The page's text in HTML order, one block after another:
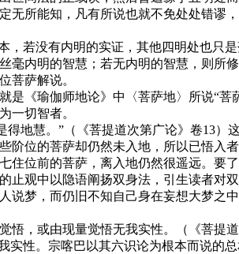
所能知，凡有所说也就不免处处错谬
若没有内明的实证，其他四明处也只
内明的智慧；若无内明的智慧，则所
菩萨解说。
《瑜伽师地论》中〈菩萨地〉所说“
一切智者。
地慧。”（《菩提道次第广论》卷13）
位的菩萨却仍然未入地，所以已悟入
位前的菩萨，离入地仍然很遥远。要
观中以隐语阐扬双身法，引生读者对
梦，而仍旧不知自己身在妄想大梦之中
，或由现量觉悟无我实性。（《菩提道
性。宗喀巴以其六识论为根本而说的